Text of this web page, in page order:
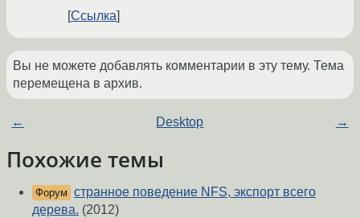
Ссылка
Вы не можете добавлять комментарии в эту тему. Тема
перемещена в архив.
← Desktop →
Похожие темы
Форум странное поведение NFS, экспорт всего
дерева. (2012)